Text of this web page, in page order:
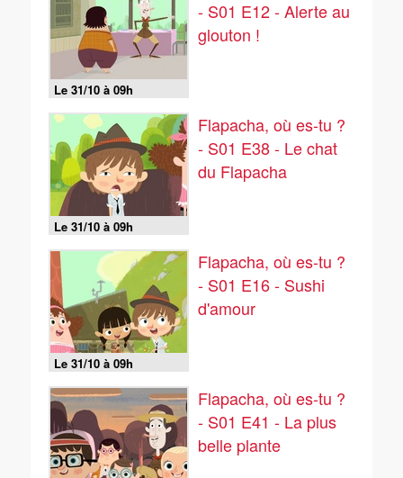
Le 31/10 à 09h
- S01 E12 - Alerte au
glouton !
Le 31/10 à 09h
Flapacha, où es-tu ?
- S01 E38 - Le chat
du Flapacha
Le 31/10 à 09h
Flapacha, où es-tu ?
- S01 E16 - Sushi
d'amour
Flapacha, où es-tu ?
- S01 E41 - La plus
belle plante